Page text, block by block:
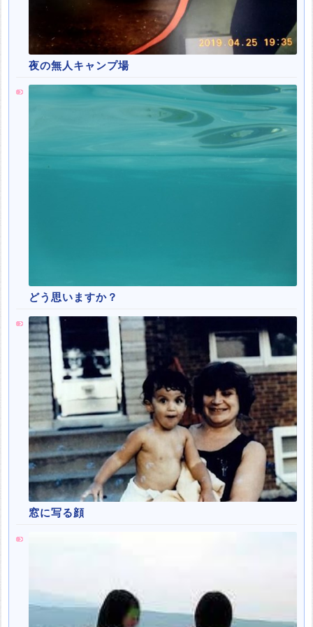
夜の無人キャンプ場
どう思いますか？
窓に写る顔